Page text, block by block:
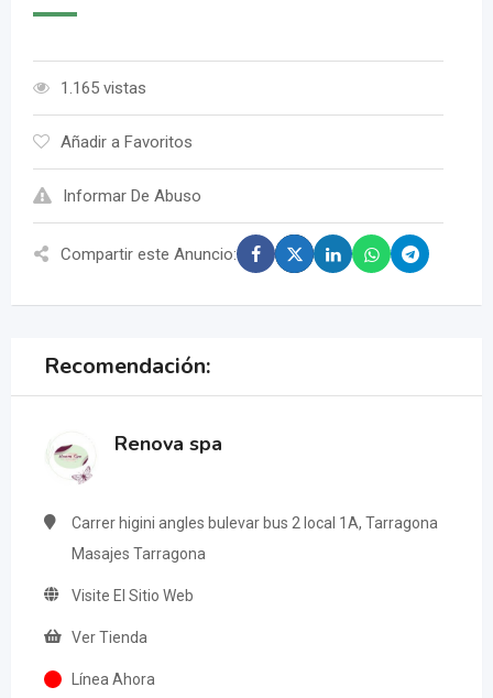
1.165 vistas
Añadir a Favoritos
Informar De Abuso
Compartir este Anuncio:
Recomendación:
Renova spa
Carrer higini angles bulevar bus 2 local 1A, Tarragona
Masajes Tarragona
Visite El Sitio Web
Ver Tienda
Línea Ahora